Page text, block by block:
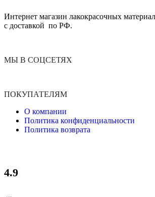
Интернет магазин лакокрасочных
с доставкой по РФ.
МЫ В СОЦСЕТЯХ
ПОКУПАТЕЛЯМ
О компании
Политика конфиденциальности
Политика возврата
4.9